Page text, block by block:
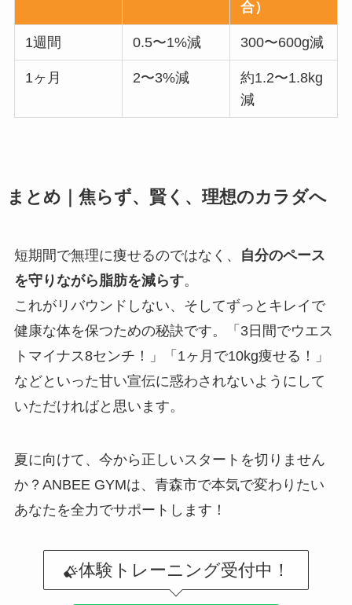
合）
1週間 0.5〜1%減 300〜600g減
1ヶ月 2〜3%減
約1.2〜1.8kg
減
まとめ｜焦らず、賢く、理想のカラダへ
短期間で無理に痩せるのではなく、
自分のペース
を守りながら脂肪を減らす。
これがリバウンドしない、そしてずっとキレイで
健康な体を保つための秘訣です。「3日間でウエス
トマイナス8センチ！」「1ヶ月で10kg痩せる！」
などといった甘い宣伝に惑わされないようにして
いただければと思います。
夏に向けて、今から正しいスタートを切りません
か？ANBEE GYMは、青森市で本気で変わりたい
あなたを全力でサポートします！
体験トレーニング受付中！